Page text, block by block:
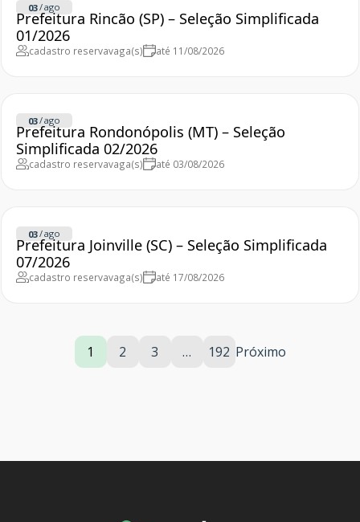
03/ago
Prefeitura Rincão (SP) – Seleção Simplificada
01/2026
cadastro reservavaga(s) até 11/08/2026
03/ago
Prefeitura Rondonópolis (MT) – Seleção
Simplificada 02/2026
cadastro reservavaga(s) até 03/08/2026
03/ago
Prefeitura Joinville (SC) – Seleção Simplificada
07/2026
cadastro reservavaga(s) até 17/08/2026
1 2 3 … 192 Próximo